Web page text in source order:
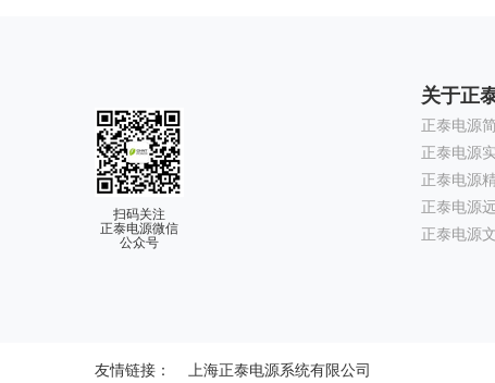
扫码关注
正泰电源微信
公众号
关于正
正泰电源
正泰电源
正泰电源
正泰电源
正泰电源
友情链接： 上海正泰电源系统有限公司